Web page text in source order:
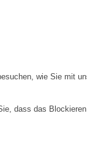
wie Sie mit
dass das